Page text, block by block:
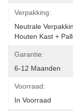
Verpakking:
Neutrale
Houten Kast +
Garantie:
6-12 Maanden
Voorraad:
In Voorraad